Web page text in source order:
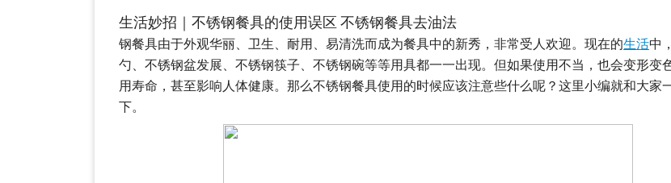
生活妙招｜不锈钢餐具的使用误区 不锈钢餐具去油法
钢餐具由于外观华丽、卫生、耐用、易清洗而成为餐具中的新秀，非常受人欢迎。现在的生活中
勺、不锈钢盆发展、不锈钢筷子、不锈钢碗等等用具都一一出现。但如果使用不当，也会变形变
用寿命，甚至影响人体健康。那么不锈钢餐具使用的时候应该注意些什么呢？这里小编就和大家
下。